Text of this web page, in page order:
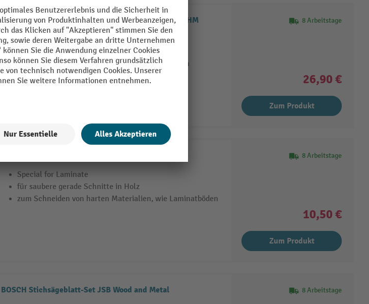
BOSCH Stichsägeblatt Expert Multi Material T 367 XHM
langlebiges Schneiden verschiedenster Baustoffe
mit Bosch Carbide Technology
progressive Zahnteilung, die Material aller Dicken
aggressiv schneidet, ohne zu brechen
8 Arbeitstage
26,90 €
Zum Produkt
Special for Laminate
für saubere gerade Schnitte in Holz
zum Schneiden von harten Materialien, wie Laminatböden
8 Arbeitstage
10,50 €
Zum Produkt
BOSCH Stichsägeblatt-Set JSB Wood and Metal 8 Arbeitstage